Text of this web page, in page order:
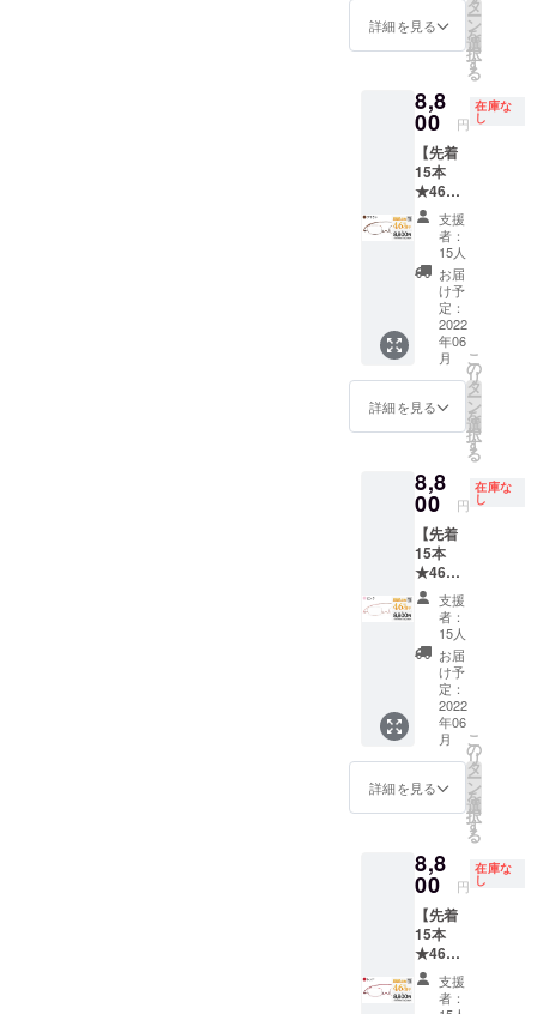
の組み
合わせ
の確認
となり
ますの
でご連
絡くだ
さい。
良以外
に関す
る返
金はお
受けい
たしか
ねま
す。 そ
の他の
注事項
につい
ては
「リス
ク&チャ
レン
ジ」を
ご確認
くださ
い。
から
１ヶ月
レンズ
度数交
換 初回
無償 [ご
注意] ※
製造状
況によ
り出荷
時期が
遅れる
場合、
早急に
ご連絡
致しま
す。 ※
初期不
良以外
に関す
る返
金はお
受けい
たしか
ねま
す。 そ
の他の
注事項
につい
ては
「リス
ク&チャ
レン
ジ」を
ご確認
くださ
い。
プショ
ン
ブルー
ライト
カット
レン
ズ」と
一緒に
ご支援
くださ
い。
【オー
ダーレ
ンズ】
処方箋
やレン
ズ情報
で承り
ます(詳
問合せ
くださ
い) [お
届け予
定]
2022年
7月末に
お届け
予定 [保
証・ア
フター
サポー
ト] ★フ
レー
ム・レ
ンズ 1
年間保
証 ★度
数が合
かった
場合、
お届け
から
１ヶ月
以内の
レンズ
度数交
換 初回
後、
メッ
てお申
し付け
くださ
い。
【オプ
ショ
ン】ブ
ルーラ
イト
カット
レンズ
ご希望
の場合
「【オ
ン
★33％
ライト
カット
レン
ズ」と
一緒に
ご支援
くださ
い。
【オー
ダーレ
ンズ】
処方箋
やレン
ズ情報
も別注
ます(詳
細はお
くださ
い) [お
届け予
定]
2022年
7月末に
お届け
予定 [保
証・ア
びくだ
さい。
OK】
A〜Gの
度数な
ら左右
度数違
いも追
加料金
なしで
対応可
能で
す。ご
希望の
方はご
希望リ
ターン
後、
メッ
てお申
し付け
くださ
い。
【オプ
ショ
ン】ブ
ルーラ
イト
カット
レンズ
ご希望
の場合
「【オ
ン
★33％
ライト
カット
レン
ズ」と
一緒に
ご支援
くださ
い。
[レンズ
両用】
には対
応して
いませ
ん。
【選べ
る度
数】
A:+1.00
〜
G:4.00
の標準
レンズ
度数か
らお選
びくだ
さい。
OK】
A〜Gの
度数な
ら左右
度数違
いも追
加料金
なしで
対応可
能で
す。ご
希望の
方はご
希望リ
ターン
後、
メッ
てお申
し付け
くださ
い。
【オプ
ショ
ン】ブ
ルーラ
¥16,500
を 割引
価格
（税
込）に
てご提
供 ・
ペー
パーグ
ラス・
ライト
本体（1
本） ・
専用
ケース
（1個）
・メガ
ネ拭き
[レンズ
度数に
には対
応して
いませ
ん。
【選べ
る度
数】
A:+1.00
G:4.00
の標準
レンズ
度数か
らお選
びくだ
さい。
【左右
A〜Gの
度数な
ら左右
度数違
いも追
加料金
なしで
対応可
詳細を見る
タ
ー
ン
を
選
択
す
る
8,8
00 円
在庫な
し
【先着
15本
★46％
OFF】
ペー
パーグ
ラス・
ライト
スクエ
ア（ブ
ラウ
ン） 通
常価格
¥16,500
を 割引
価格
（税
込）に
てご提
供 ・
ペー
パーグ
ラス・
ライト
本体（1
本） ・
専用
ケース
（1個）
・メガ
ネ拭き
[レンズ
度数に
には対
応して
いませ
ん。
【選べ
る度
数】
A:+1.00
支援
者：
15人
お届
け予
定：
2022
年06
月
詳細を見る
こ
の
リ
タ
ー
ン
を
選
択
す
る
8,8
00 円
在庫な
し
【先着
15本
★46％
OFF】
ペー
パーグ
ラス・
ライト
スクエ
ア（ピ
ンク）
通常価
格
¥16,500
を 割引
価格
（税
込）に
てご提
供 ・
ペー
パーグ
ラス・
ライト
支援
者：
15人
お届
け予
定：
2022
年06
月
詳細を見る
こ
の
リ
タ
ー
ン
を
選
択
す
る
8,8
00 円
在庫な
し
【先着
15本
★46％
OFF】
ペー支援
者：